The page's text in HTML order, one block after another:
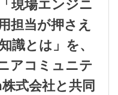
担当が押さえ
識とは」を、
アコミュニテ
式会社と共同